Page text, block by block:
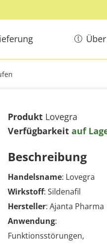
Produkt Lovegra
Verfügbarkeit auf
Beschreibung
Handelsname: Lovegra
Wirkstoff: Sildenafil
Hersteller: Ajanta Pharma
Anwendung:
Funktionsstörungen,